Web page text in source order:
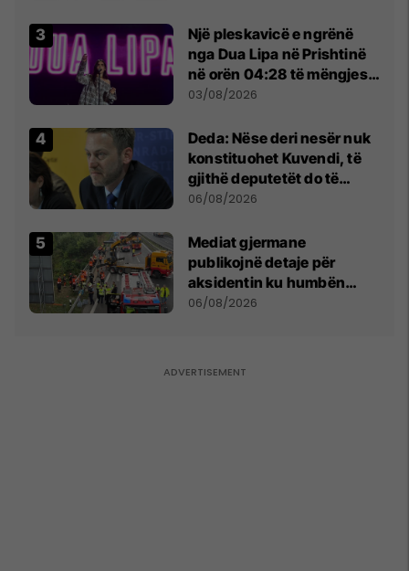
Një pleskavicë e ngrënë
nga Dua Lipa në Prishtinë
në orën 04:28 të mëngjesit
- dhe bota digjitale serbe
03/08/2026
Deda: Nëse deri nesër nuk
konstituohet Kuvendi, të
gjithë deputetët do të
bëjnë shkelje të rëndë
06/08/2026
Mediat gjermane
publikojnë detaje për
aksidentin ku humbën
jetën tre mërgimtarë nga
06/08/2026